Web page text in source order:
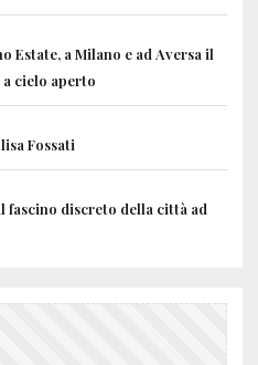
Estate, a Milano e ad Aversa il
cielo aperto
Fossati
fascino discreto della città ad